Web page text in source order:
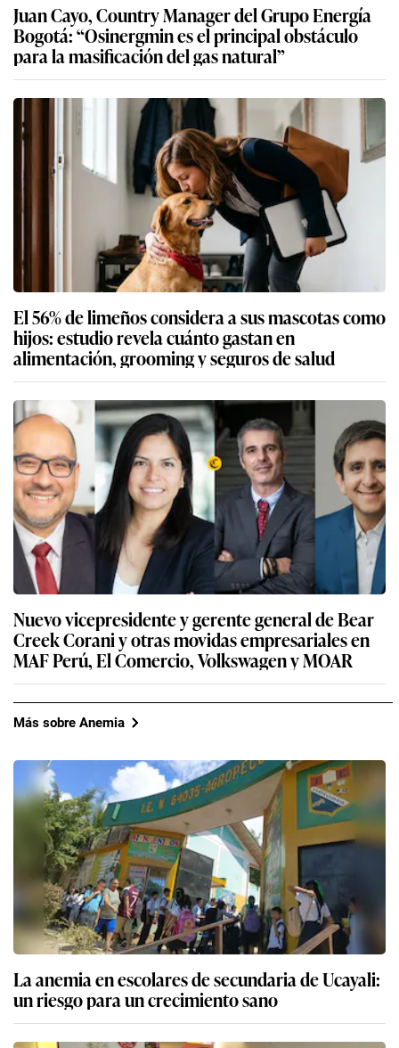
Juan Cayo, Country Manager del Grupo Energía
Bogotá: “Osinergmin es el principal obstáculo
para la masificación del gas natural”
El 56% de limeños considera a sus mascotas como
hijos: estudio revela cuánto gastan en
alimentación, grooming y seguros de salud
Nuevo vicepresidente y gerente general de Bear
Creek Corani y otras movidas empresariales en
MAF Perú, El Comercio, Volkswagen y MOAR
Más sobre Anemia
La anemia en escolares de secundaria de Ucayali:
un riesgo para un crecimiento sano